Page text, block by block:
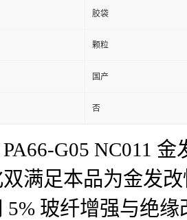
胶袋
颗粒
国产
否
G05 NC011
满足本品为金发
5% 玻纤增强与绝